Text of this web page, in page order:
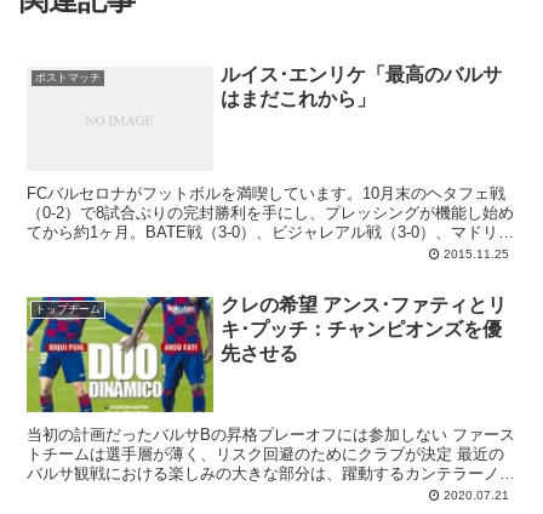
ポストマッチ
ルイス･エンリケ「最高のバルサ
はまだこれから」
FCバルセロナがフットボルを満喫しています。10月末のヘタフェ戦
（0-2）で8試合ぶりの完封勝利を手にし、プレッシングが機能し始め
てから約1ヶ月。BATE戦（3-0）、ビジャレアル戦（3-0）、マドリー
戦（0-4）とぐいぐい調子を上げてきたチームは、ベルナベウ粉砕の
は、怪我明けであってもやっぱりメッシで。南米トリデンテのコンビ
ネーションは全く錆付いた様子もなく、その電光石火のパス回しにイ
タリアチームは為す術もありませんでした。楽しくフットボルをする
チームが戻ってきて、クレも幸せです。
2015.11.25
トップチーム
クレの希望 アンス･ファティとリ
キ･プッチ：チャンピオンズを優
先させる
当初の計画だったバルサBの昇格プレーオフには参加しない ファース
トチームは選手層が薄く、リスク回避のためにクラブが決定 最近の
バルサ観戦における楽しみの大きな部分は、躍動するカンテラーノた
2020.07.21